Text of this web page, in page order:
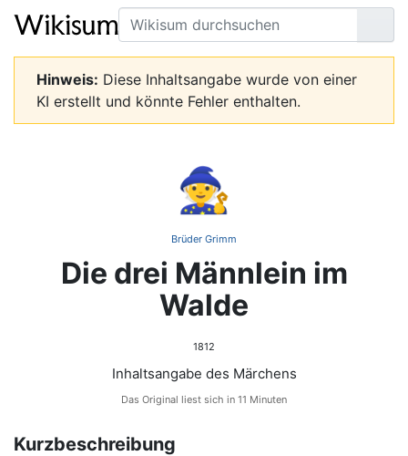
Suche
Seite
Hinweis: Diese Inhaltsangabe wurde von einer
KI erstellt und könnte Fehler enthalten.
🧙
Brüder Grimm
Die drei Männlein im
Walde
1812
Inhaltsangabe des Märchens
Das Original liest sich in 11 Minuten
Kurzbeschreibung